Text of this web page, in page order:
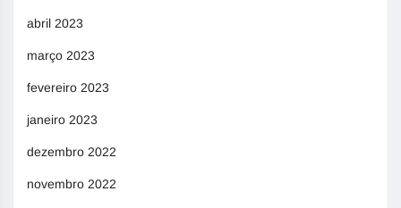
abril 2023
março 2023
fevereiro 2023
janeiro 2023
dezembro 2022
novembro 2022